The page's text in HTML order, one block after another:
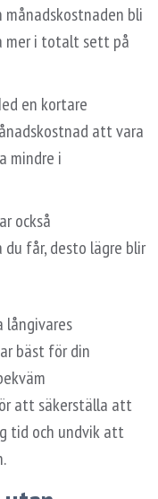
bli
mer i totalt sett på
en kortare
att vara
mindre i
också
du får, desto lägre blir
bäst för din
att säkerställa att
tid och undvik att